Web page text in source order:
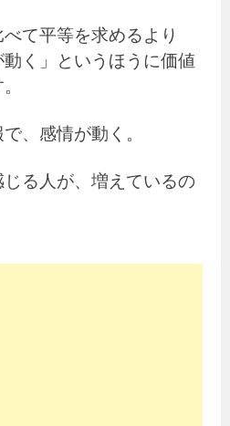
て平等を求めるより
く」というほうに価値
、感情が動く。
る人が、増えているの